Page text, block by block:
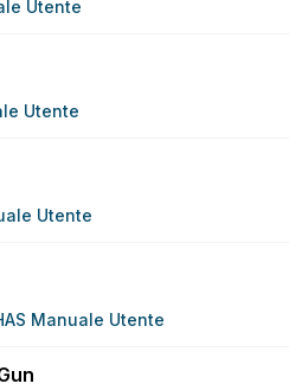
Utente
Utente
Utente
Manuale Utente